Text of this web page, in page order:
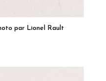
par Lionel Rault